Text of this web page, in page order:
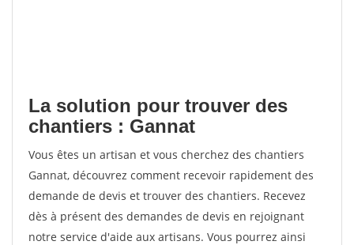
La solution pour trouver des
chantiers : Gannat
Vous êtes un artisan et vous cherchez des chantiers
Gannat, découvrez comment recevoir rapidement des
demande de devis et trouver des chantiers. Recevez
dès à présent des demandes de devis en rejoignant
notre service d'aide aux artisans. Vous pourrez ainsi